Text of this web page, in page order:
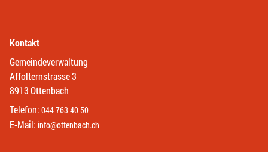
Kontakt
Gemeindeverwaltung
Affolternstrasse 3
8913 Ottenbach
Telefon: 044 763 40 50
E-Mail: info@ottenbach.ch